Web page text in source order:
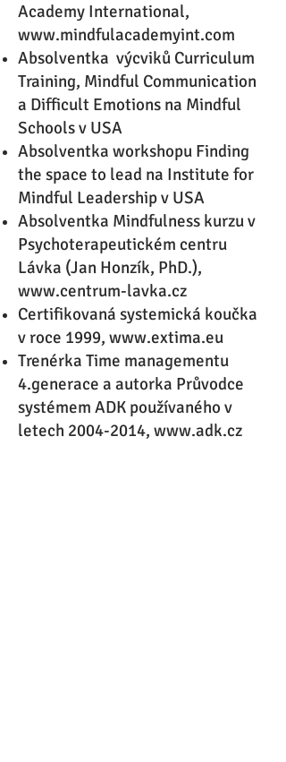
Academy International,
www.mindfulacademyint.com
Absolventka výcviků Curriculum
Training, Mindful Communication
a Difficult Emotions na Mindful
Schools v USA
Absolventka workshopu Finding
the space to lead na Institute for
Mindful Leadership v USA
Absolventka Mindfulness kurzu v
Psychoterapeutickém centru
Lávka (Jan Honzík, PhD.),
www.centrum-lavka.cz
Certifikovaná systemická koučka
v roce 1999, www.extima.eu
Trenérka Time managementu
4.generace a autorka Průvodce
systémem ADK používaného v
letech 2004-2014, www.adk.cz